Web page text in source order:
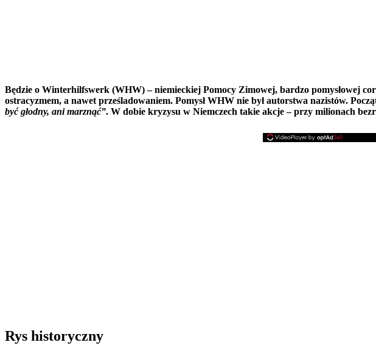
Będzie o Winterhilfswerk (WHW) – niemieckiej Pomocy Zimowej, bardzo pomysłowej
ostracyzmem, a nawet prześladowaniem. Pomysł WHW nie był autorstwa nazistów.
być głodny, ani marznąć”. W dobie kryzysu w Niemczech takie akcje – przy milionach
Rys historyczny